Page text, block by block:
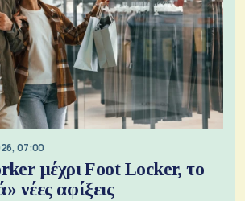
07:00
μέχρι Foot Locker, το
νέες αφίξεις